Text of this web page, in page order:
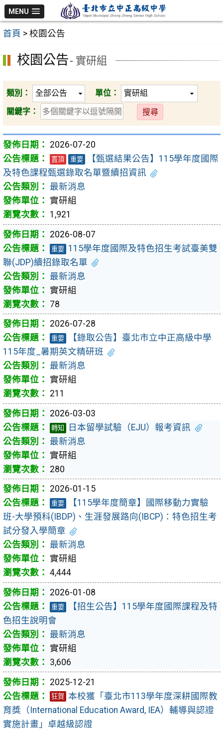
跳
至
主
區
MENU
首頁 > 校園公告
校園公告- 實研組
類別：
單位：
關鍵字：
送
出
2026-07-20
置頂 重要
【甄選結果公告】115學年度國際
及特色課程甄選錄取名單暨續招資訊
最新消息
實研組
1,921
2026-08-07
重要 115學年度國際及特色招生考試臺美雙
聯(JDP)續招錄取名單
最新消息
實研組
78
2026-07-28
重要
【錄取公告】臺北市立中正高級中學
115年度_暑期英文精研班
最新消息
實研組
211
2026-03-03
轉知
日本留學試驗（EJU）報考資訊
最新消息
實研組
280
2026-01-15
重要
【115學年度簡章】國際移動力實驗
班-大學預科(IBDP)、生涯發展路向(IBCP)：特色招生考
試分發入學簡章
最新消息
實研組
4,444
2026-01-08
重要
【招生公告】115學年度國際課程及特
色招生說明會
最新消息
實研組
3,606
2025-12-21
狂賀
本校獲「臺北市113學年度深耕國際教
育獎（International Education Award, IEA）輔導與認證
實施計畫」卓越級認證